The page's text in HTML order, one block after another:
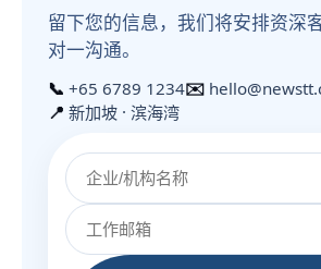
留下您的信息，我们将安排资深
对一沟通。
📞 +65 6789 1234✉️
📍 新加坡 · 滨海湾